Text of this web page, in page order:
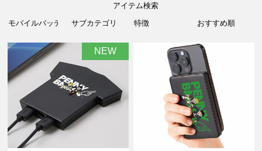
アイテム検索
NEW